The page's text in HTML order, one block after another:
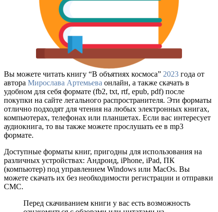
Вы можете читать книгу “В объятиях космоса” 2023 года от
автора Мирослава Артемьева онлайн, а также скачать в
удобном для себя формате (fb2, txt, rtf, epub, pdf) после
покупки на сайте легального распространителя. Эти форматы
отлично подходят для чтения на любых электронных книгах,
компьютерах, телефонах или планшетах. Если вас интересует
аудиокнига, то вы также можете прослушать ее в mp3
формате.
Доступные форматы книг, пригодны для использования на
различных устройствах: Андроид, iPhone, iPad, ПК
(компьютер) под управлением Windows или MacOs. Вы
можете скачать их без необходимости регистрации и отправки
СМС.
Перед скачиванием книги у вас есть возможность